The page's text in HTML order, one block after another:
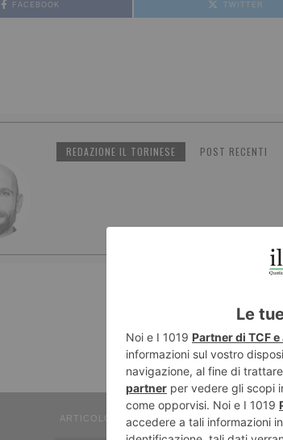
FACEBOOK TWITTER
REDAZIONE IL TORINESE POST RECENTI
ARTICOLO PRECEDENTE